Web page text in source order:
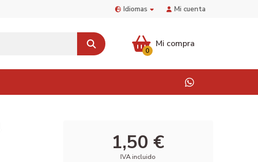
Idiomas Mi cuenta
Mi compra
0
1,50 €
IVA incluido